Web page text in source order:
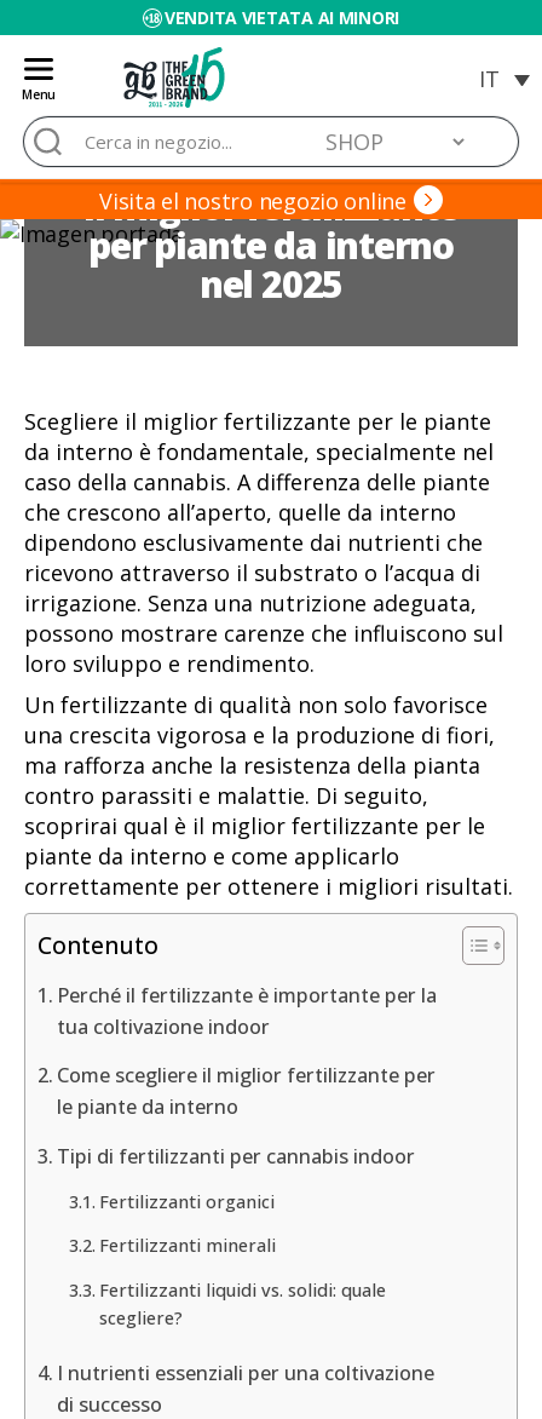
VENDITA VIETATA AI MINORI
Menu
Blog
de
Grow
Barato
Cerca:
Visita el nostro negozio online
Il miglior fertilizzante
per piante da interno
nel 2025
Scegliere il miglior fertilizzante per le piante
da interno è fondamentale, specialmente nel
caso della cannabis. A differenza delle piante
che crescono all’aperto, quelle da interno
dipendono esclusivamente dai nutrienti che
ricevono attraverso il substrato o l’acqua di
irrigazione. Senza una nutrizione adeguata,
possono mostrare carenze che influiscono sul
loro sviluppo e rendimento.
Un fertilizzante di qualità non solo favorisce
una crescita vigorosa e la produzione di fiori,
ma rafforza anche la resistenza della pianta
contro parassiti e malattie. Di seguito,
scoprirai qual è il miglior fertilizzante per le
piante da interno e come applicarlo
correttamente per ottenere i migliori risultati.
Contenuto
Perché il fertilizzante è importante per la
tua coltivazione indoor
Come scegliere il miglior fertilizzante per
le piante da interno
Tipi di fertilizzanti per cannabis indoor
Fertilizzanti organici
Fertilizzanti minerali
Fertilizzanti liquidi vs. solidi: quale
scegliere?
I nutrienti essenziali per una coltivazione
di successo